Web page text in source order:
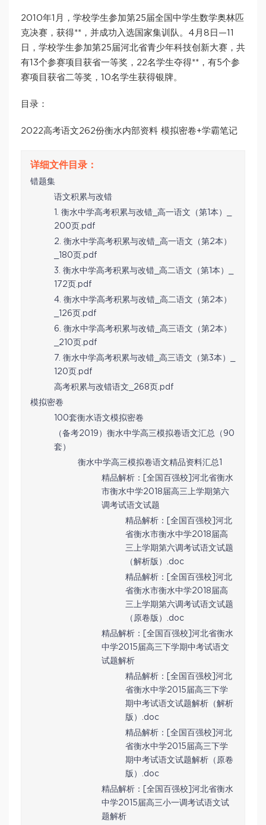
2010年1月，学校学生参加第25届全国中学生数学奥林匹
克决赛，获得**，并成功入选国家集训队。4月8日—11
日，学校学生参加第25届河北省青少年科技创新大赛，共
有13个参赛项目获省一等奖，22名学生夺得**，有5个参
赛项目获省二等奖，10名学生获得银牌。
目录：
2022高考语文262份衡水内部资料 模拟密卷+学霸笔记
错题集
语文积累与改错
1. 衡水中学高考积累与改错_高一语文（第1本）_
200页.pdf
2. 衡水中学高考积累与改错_高一语文（第2本）
_180页.pdf
3. 衡水中学高考积累与改错_高二语文（第1本）_
172页.pdf
4. 衡水中学高考积累与改错_高二语文（第2本）
_126页.pdf
6. 衡水中学高考积累与改错_高三语文（第2本）
_210页.pdf
7. 衡水中学高考积累与改错_高三语文（第3本）_
120页.pdf
高考积累与改错语文_268页.pdf
模拟密卷
100套衡水语文模拟密卷
（备考2019）衡水中学高三模拟卷语文汇总（90
套）
衡水中学高三模拟卷语文精品资料汇总1
精品解析：[全国百强校]河北省衡水
市衡水中学2018届高三上学期第六
调考试语文试题
精品解析：[全国百强校]河北
省衡水市衡水中学2018届高
三上学期第六调考试语文试题
（解析版）.doc
精品解析：[全国百强校]河北
省衡水市衡水中学2018届高
三上学期第六调考试语文试题
（原卷版）.doc
精品解析：[全国百强校]河北省衡水
中学2015届高三下学期中考试语文
试题解析
精品解析：[全国百强校]河北
省衡水中学2015届高三下学
期中考试语文试题解析（解析
版）.doc
精品解析：[全国百强校]河北
省衡水中学2015届高三下学
期中考试语文试题解析（原卷
版）.doc
精品解析：[全国百强校]河北省衡水
中学2015届高三小一调考试语文试
题解析